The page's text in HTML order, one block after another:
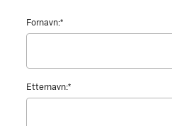
Fornavn:*
Etternavn:*